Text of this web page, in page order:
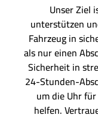
Unser Ziel
unterstützen
Fahrzeug in
als nur einen
Sicherheit in
24-Stunden-
um die Uhr
helfen.